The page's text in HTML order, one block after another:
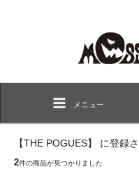
メニュー
【THE POGUES】 に登録
2件の商品が見つかりました